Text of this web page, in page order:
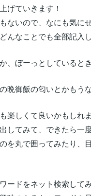
げていきます！
ないので、なにも気にせ
んなことでも全部記入
、ぼーっとしていると
晩御飯の匂いとかもう
楽しくて良いかもしれ
してみて、できたら一度
を丸で囲ってみたり、
ードをネット検索してみ